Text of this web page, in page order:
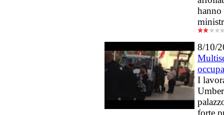
hanno
8/10/
I
forte